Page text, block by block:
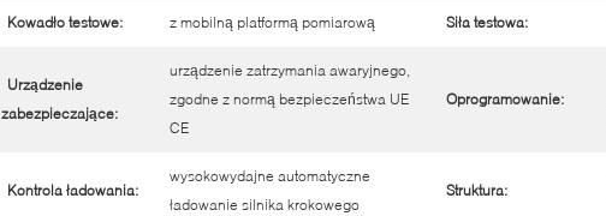
Kowadło testowe: z mobilną platformą pomiarową Siła testowa:
Urządzenie
zabezpieczające:
urządzenie zatrzymania awaryjnego,
zgodne z normą bezpieczeństwa UE
CE
Oprogramowanie:
Kontrola ładowania:
wysokowydajne automatyczne
ładowanie silnika krokowego
Struktura: